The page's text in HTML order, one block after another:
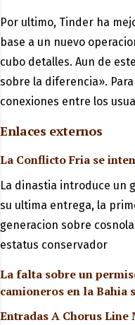
Por ultimo, Tinder ha
base a un nuevo
cubo detalles. Aun de
sobre la diferencia».
conexiones entre los
Enlaces externos
La Conflicto Fria se
La dinastia introduce un
su ultima entrega, la
generacion sobre
estatus conservador
La falta sobre un
camioneros en la Bahia
Entradas A Chorus Line